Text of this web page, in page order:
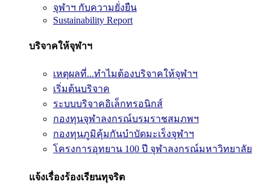
จุฬาฯ กับความยั่งยืน
Sustainability Report
บริจาคให้จุฬาฯ
เหตุผลที่...ทำไมต้องบริจาคให้จุฬาฯ
เริ่มต้นบริจาค
ระบบบริจาคอิเล็กทรอนิกส์
กองทุนจุฬาลงกรณ์บรมราชสมภพฯ
กองทุนภูมิคุ้มกันบำบัดมะเร็งจุฬาฯ
โครงการอุทยาน 100 ปี จุฬาลงกรณ์มหาวิทยาลัย
แจ้งเรื่องร้องเรียนทุจริต